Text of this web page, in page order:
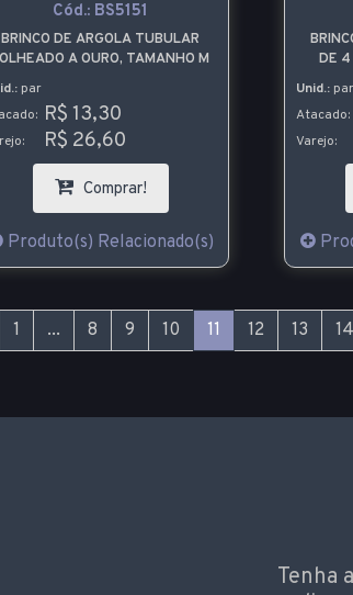
Cód.: BS5151
BRINCO DE ARGOLA TUBULAR
A OURO, TAMANHO M
par
R$ 13,30
R$ 26,60
Comprar!
Produto(s) Relacionado(s)
DE 4
Unid.: par
Atacado:
Varejo:
1 ... 8 9 10 11 12 13 14
Tenha